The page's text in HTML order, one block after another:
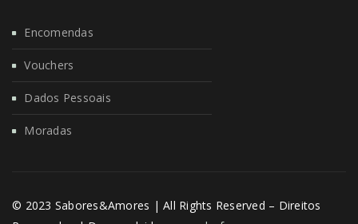
Encomendas
Vouchers
Dados Pessoais
Moradas
© 2023 Sabores&Amores | All Rights Reserved – Direitos